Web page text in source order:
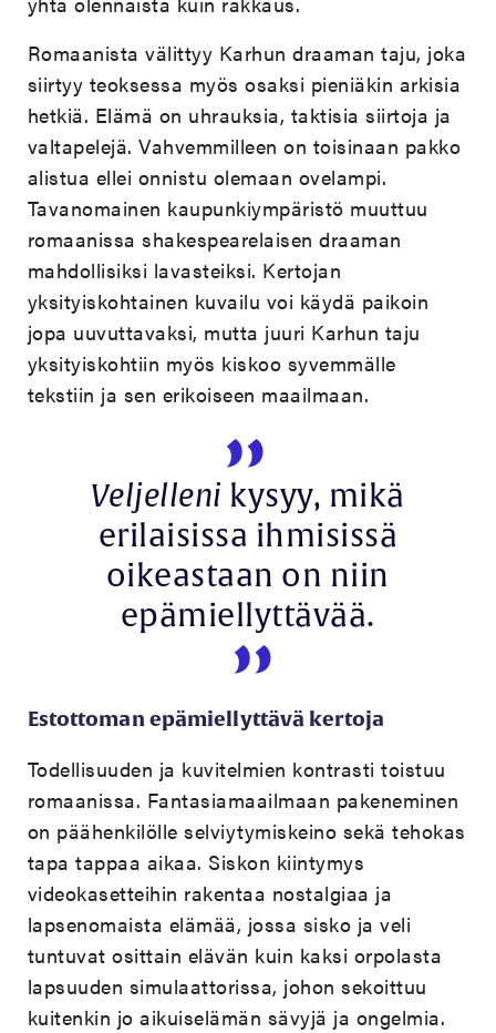
Romaanista välittyy Karhun draaman taju, joka
siirtyy teoksessa myös osaksi pieniäkin arkisia
hetkiä. Elämä on uhrauksia, taktisia siirtoja ja
valtapelejä. Vahvemmilleen on toisinaan pakko
alistua ellei onnistu olemaan ovelampi.
Tavanomainen kaupunkiympäristö muuttuu
romaanissa shakespearelaisen draaman
mahdollisiksi lavasteiksi. Kertojan
yksityiskohtainen kuvailu voi käydä paikoin
jopa uuvuttavaksi, mutta juuri Karhun taju
yksityiskohtiin myös kiskoo syvemmälle
tekstiin ja sen erikoiseen maailmaan.
Veljelleni kysyy, mikä
erilaisissa ihmisissä
oikeastaan on niin
epämiellyttävää.
Estottoman epämiellyttävä kertoja
Todellisuuden ja kuvitelmien kontrasti toistuu
romaanissa. Fantasiamaailmaan pakeneminen
on päähenkilölle selviytymiskeino sekä tehokas
tapa tappaa aikaa. Siskon kiintymys
videokasetteihin rakentaa nostalgiaa ja
lapsenomaista elämää, jossa sisko ja veli
tuntuvat osittain elävän kuin kaksi orpolasta
lapsuuden simulaattorissa, johon sekoittuu
kuitenkin jo aikuiselämän sävyjä ja ongelmia.